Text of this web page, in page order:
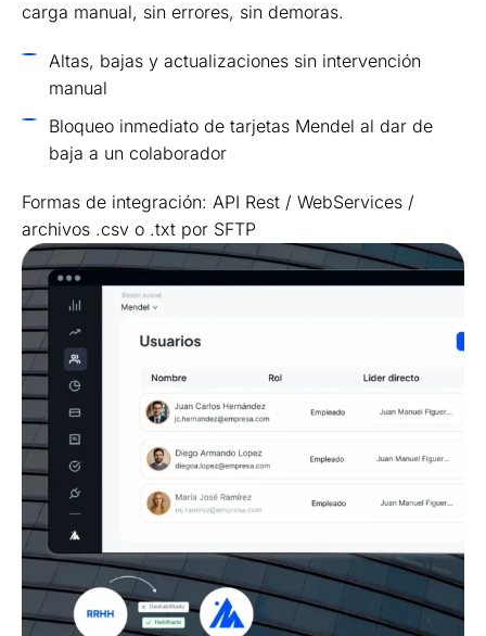
carga manual, sin errores, sin demoras.
Altas, bajas y actualizaciones sin intervención
manual
Bloqueo inmediato de tarjetas Mendel al dar de
baja a un colaborador
Formas de integración: API Rest / WebServices /
archivos .csv o .txt por SFTP